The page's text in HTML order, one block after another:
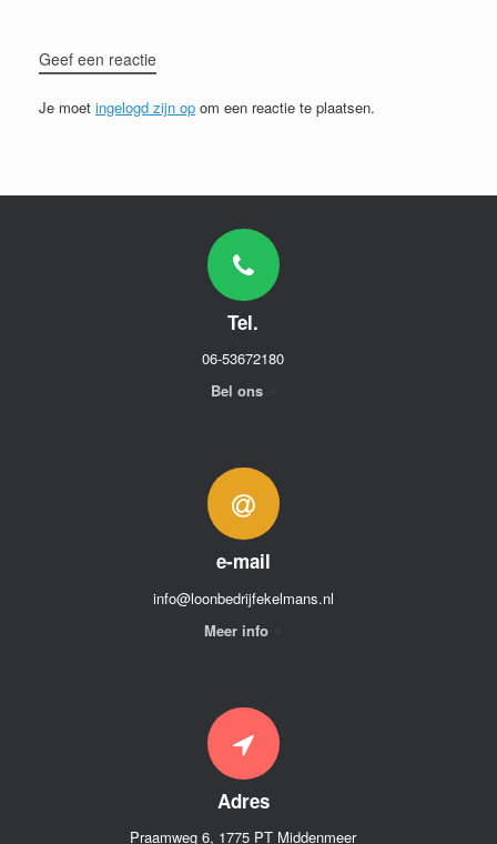
Geef een reactie
Je moet ingelogd zijn op om een reactie te plaatsen.
Tel.
06-53672180
Bel ons
e-mail
info@loonbedrijfekelmans.nl
Meer info
Adres
Praamweg 6, 1775 PT Middenmeer